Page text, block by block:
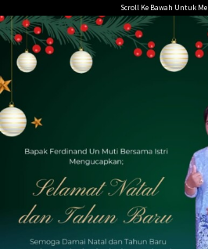
ke
konten
Scroll Ke Bawah Untuk